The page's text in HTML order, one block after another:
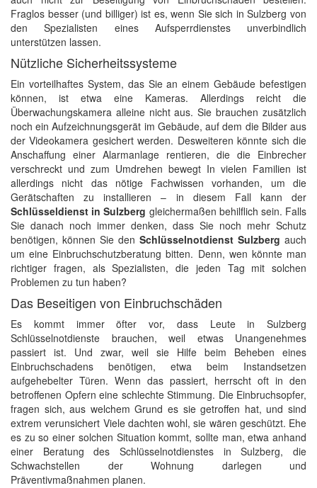
Fraglos besser (und billiger) ist es, wenn Sie sich in Sulzberg von
den Spezialisten eines Aufsperrdienstes unverbindlich
unterstützen lassen.
Nützliche Sicherheitssysteme
Ein vorteilhaftes System, das Sie an einem Gebäude befestigen
können, ist etwa eine Kameras. Allerdings reicht die
Überwachungskamera alleine nicht aus. Sie brauchen zusätzlich
noch ein Aufzeichnungsgerät im Gebäude, auf dem die Bilder aus
der Videokamera gesichert werden. Desweiteren könnte sich die
Anschaffung einer Alarmanlage rentieren, die die Einbrecher
verschreckt und zum Umdrehen bewegt In vielen Familien ist
allerdings nicht das nötige Fachwissen vorhanden, um die
Gerätschaften zu installieren – in diesem Fall kann der
Schlüsseldienst in Sulzberg gleichermaßen behilflich sein. Falls
Sie danach noch immer denken, dass Sie noch mehr Schutz
benötigen, können Sie den Schlüsselnotdienst Sulzberg auch
um eine Einbruchschutzberatung bitten. Denn, wen könnte man
richtiger fragen, als Spezialisten, die jeden Tag mit solchen
Problemen zu tun haben?
Das Beseitigen von Einbruchschäden
Es kommt immer öfter vor, dass Leute in Sulzberg
Schlüsselnotdienste brauchen, weil etwas Unangenehmes
passiert ist. Und zwar, weil sie Hilfe beim Beheben eines
Einbruchschadens benötigen, etwa beim Instandsetzen
aufgehebelter Türen. Wenn das passiert, herrscht oft in den
betroffenen Opfern eine schlechte Stimmung. Die Einbruchsopfer,
fragen sich, aus welchem Grund es sie getroffen hat, und sind
extrem verunsichert Viele dachten wohl, sie wären geschützt. Ehe
es zu so einer solchen Situation kommt, sollte man, etwa anhand
einer Beratung des Schlüsselnotdienstes in Sulzberg, die
Schwachstellen der Wohnung darlegen und
Präventivmaßnahmen planen.